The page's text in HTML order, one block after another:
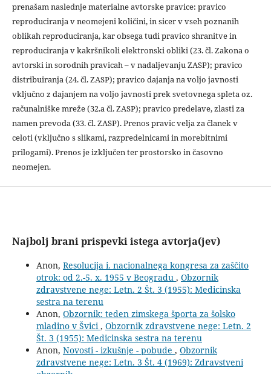
prenašam naslednje materialne avtorske pravice: pravico
reproduciranja v neomejeni količini, in sicer v vseh poznanih
oblikah reproduciranja, kar obsega tudi pravico shranitve in
reproduciranja v kakršnikoli elektronski obliki (23. čl. Zakona o
avtorski in sorodnih pravicah – v nadaljevanju ZASP); pravico
distribuiranja (24. čl. ZASP); pravico dajanja na voljo javnosti
vključno z dajanjem na voljo javnosti prek svetovnega spleta oz.
računalniške mreže (32.a čl. ZASP); pravico predelave, zlasti za
namen prevoda (33. čl. ZASP). Prenos pravic velja za članek v
celoti (vključno s slikami, razpredelnicami in morebitnimi
prilogami). Prenos je izključen ter prostorsko in časovno
neomejen.
Najbolj brani prispevki istega avtorja(jev)
Anon, Resolucija i. nacionalnega kongresa za zaščito
otrok: od 2.-5. x. 1955 v Beogradu , Obzornik
zdravstvene nege: Letn. 2 Št. 3 (1955): Medicinska
sestra na terenu
Anon, Obzornik: teden zimskega športa za šolsko
mladino v Švici , Obzornik zdravstvene nege: Letn. 2
Št. 3 (1955): Medicinska sestra na terenu
Anon, Novosti - izkušnje - pobude , Obzornik
zdravstvene nege: Letn. 3 Št. 4 (1969): Zdravstveni